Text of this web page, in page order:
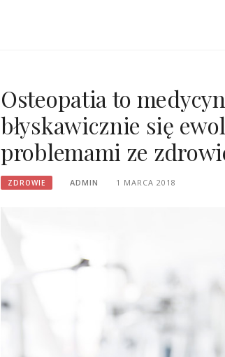
Osteopatia to
błyskawicznie się
problemami ze
ZDROWIE ADMIN 1 MARCA 2018